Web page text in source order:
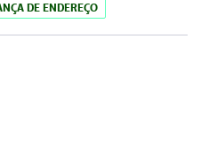
DE ENDEREÇO